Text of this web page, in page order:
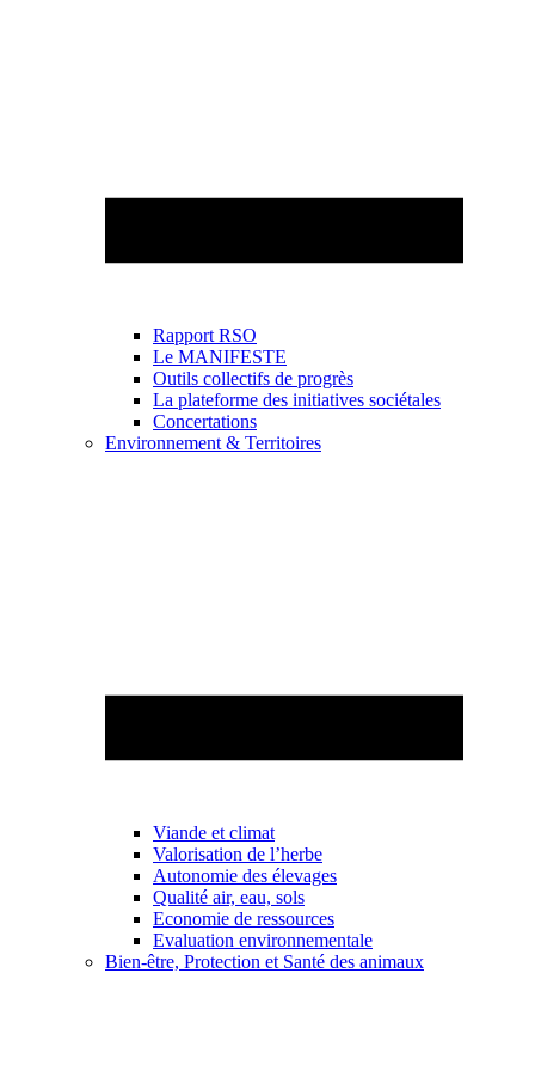
Rapport RSO
Le MANIFESTE
Outils collectifs de progrès
La plateforme des initiatives sociétales
Concertations
Environnement & Territoires
Viande et climat
Valorisation de l’herbe
Autonomie des élevages
Qualité air, eau, sols
Economie de ressources
Evaluation environnementale
Bien-être, Protection et Santé des animaux